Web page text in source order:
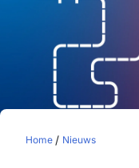
Home / Nieuws